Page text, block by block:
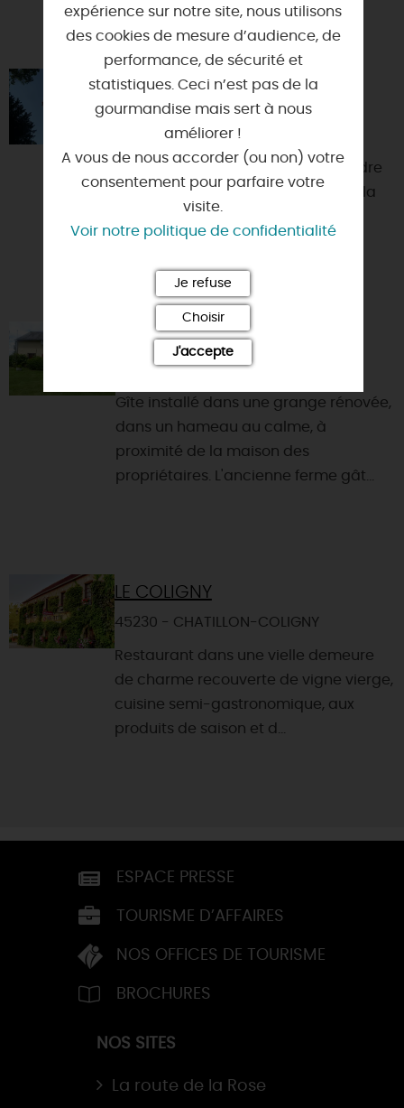
VOUS AIMEREZ AUSSI
GRIMPE D'ARBRES À
L'ARBORETUM DES BARRES
45290 - NOGENT-SUR-VERNISSON
Grimper dans les arbres, c’est perdre
ses repères de terrien, prendre de la
s’immerger dans un univ...
LES BÉZITS
45230 - MONTBOUY
Gîte installé dans une grange rénovée,
dans un hameau au calme, à
proximité de la maison des
propriétaires. L'ancienne ferme gât...
LE COLIGNY
45230 - CHATILLON-COLIGNY
Restaurant dans une vielle demeure
de charme recouverte de vigne vierge,
cuisine semi-gastronomique, aux
produits de saison et d...
ESPACE PRESSE
TOURISME D’AFFAIRES
NOS OFFICES DE TOURISME
BROCHURES
NOS SITES
La route de la Rose
expérience sur notre site, nous utilisons
des cookies de mesure d’audience, de
performance, de sécurité et
statistiques. Ceci n’est pas de la
gourmandise mais sert à nous
améliorer !
A vous de nous accorder (ou non) votre
consentement pour parfaire votre
visite.
Voir notre politique de confidentialité
Je refuse
Choisir
J'accepte